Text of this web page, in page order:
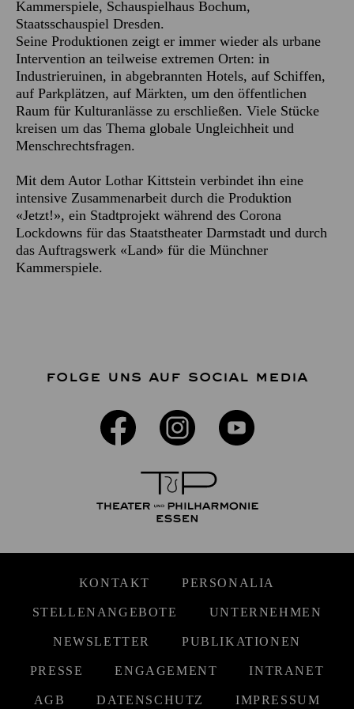
Kammerspiele, Schauspielhaus Bochum,
Staatsschauspiel Dresden.
Seine Produktionen zeigt er immer wieder als urbane
Intervention an teilweise extremen Orten: in
Industrieruinen, in abgebrannten Hotels, auf Schiffen,
auf Parkplätzen, auf Märkten, um den öffentlichen
Raum für Kulturanlässe zu erschließen. Viele Stücke
kreisen um das Thema globale Ungleichheit und
Menschrechtsfragen.
Mit dem Autor Lothar Kittstein verbindet ihn eine
intensive Zusammenarbeit durch die Produktion
«Jetzt!», ein Stadtprojekt während des Corona
Lockdowns für das Staatstheater Darmstadt und durch
das Auftragswerk «Land» für die Münchner
Kammerspiele.
FOLGE UNS AUF SOCIAL MEDIA
KONTAKT PERSONALIA
STELLENANGEBOTE UNTERNEHMEN
NEWSLETTER PUBLIKATIONEN
PRESSE ENGAGEMENT INTRANET
AGB DATENSCHUTZ IMPRESSUM